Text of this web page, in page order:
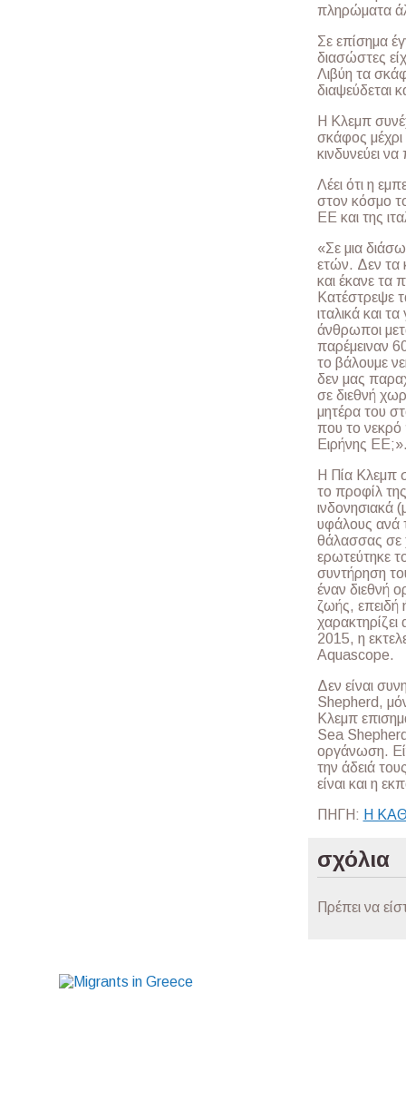
πληρώματα
Σε επίσημα
διασώστες
Λιβύη τα
διαψεύδεται
Η Κλεμπ
σκάφος
κινδυνεύει
Λέει ότι η
στον κόσμο
ΕΕ και της
«Σε μια
ετών. Δεν τα
και έκανε τα
Κατέστρεψε
ιταλικά και
άνθρωποι
παρέμειναν
το βάλουμε
δεν μας
σε διεθνή
μητέρα του
που το νεκρό
Ειρήνης
Η Πία Κλεμπ
το προφίλ
ινδονησιακά
υφάλους ανά
θάλασσας σε
ερωτεύτηκε
συντήρηση
έναν διεθνή
ζωής, επειδή
2015, η
Aquascope.
Δεν είναι
Shepherd,
Κλεμπ
Sea Shepherd
οργάνωση.
την άδειά
είναι και η
ΠΗΓΗ: Η
σχόλια
Πρέπει να